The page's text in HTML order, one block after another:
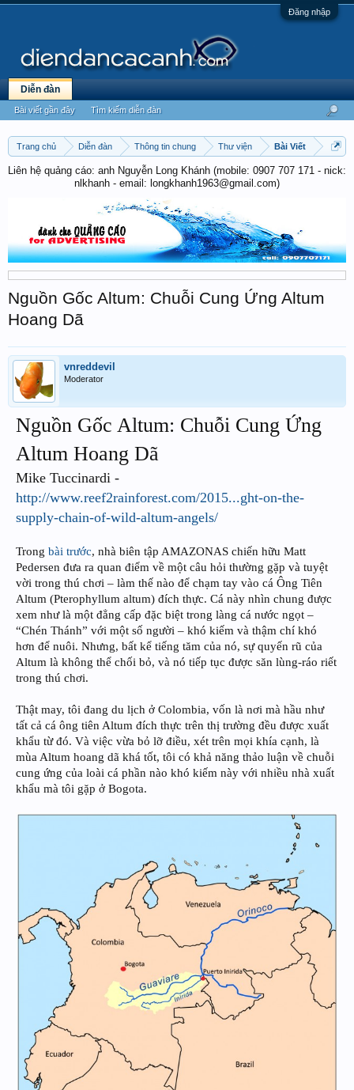
Đăng nhập
Trang chủ Diễn đàn Thông tin chung Thư viện Bài Viết
Liên hệ quảng cáo: anh Nguyễn Long Khánh (mobile: 0907 707 171 - nick:
nlkhanh - email: longkhanh1963@gmail.com)
Nguồn Gốc Altum: Chuỗi Cung Ứng Altum
Hoang Dã
vnreddevil
Moderator
Nguồn Gốc Altum: Chuỗi Cung Ứng
Altum Hoang Dã
Mike Tuccinardi -
http://www.reef2rainforest.com/2015...ght-on-the-
supply-chain-of-wild-altum-angels/
Trong bài trước, nhà biên tập AMAZONAS chiến hữu Matt
Pedersen đưa ra quan điểm về một câu hỏi thường gặp và tuyệt
vời trong thú chơi – làm thế nào để chạm tay vào cá Ông Tiên
Altum (Pterophyllum altum) đích thực. Cá này nhìn chung được
xem như là một đẳng cấp đặc biệt trong làng cá nước ngọt –
“Chén Thánh” với một số người – khó kiếm và thậm chí khó
hơn để nuôi. Nhưng, bất kể tiếng tăm của nó, sự quyến rũ của
Altum là không thể chối bỏ, và nó tiếp tục được săn lùng-ráo riết
trong thú chơi.
Thật may, tôi đang du lịch ở Colombia, vốn là nơi mà hầu như
tất cả cá ông tiên Altum đích thực trên thị trường đều được xuất
khẩu từ đó. Và việc vừa bỏ lỡ điều, xét trên mọi khía cạnh, là
mùa Altum hoang dã khá tốt, tôi có khả năng thảo luận về chuỗi
cung ứng của loài cá phần nào khó kiếm này với nhiều nhà xuất
khẩu mà tôi gặp ở Bogota.
Diễn đàn
Bài viết gần đây Tìm kiếm diễn đàn